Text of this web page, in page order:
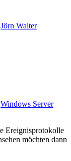
Jörn Walter
Windows Server
Ereignisprotokolle
möchten dann